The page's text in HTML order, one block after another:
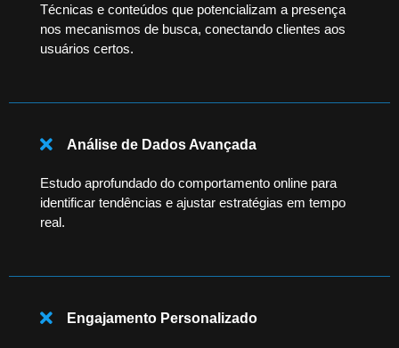
Técnicas e conteúdos que potencializam a presença
nos mecanismos de busca, conectando clientes aos
usuários certos.
Análise de Dados Avançada
Estudo aprofundado do comportamento online para
identificar tendências e ajustar estratégias em tempo
real.
Engajamento Personalizado